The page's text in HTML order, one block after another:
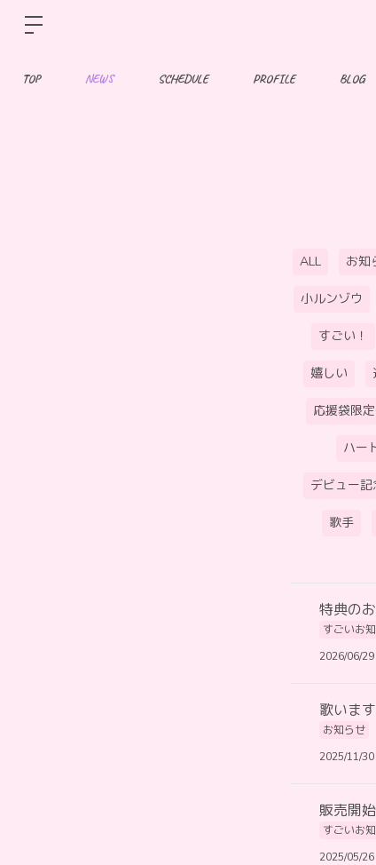
TOP NEWS SCHEDULE PROFILE BLOG
ALL お知
小ルンゾウ
すごい！
嬉しい
応援袋限
ハー
デビュー記
歌手
特典の
すごいお
2026/06/
歌いま
お知らせ
2025/11/
販売開始
すごいお
2025/05/